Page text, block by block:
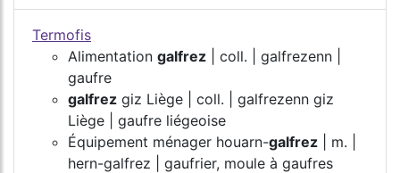
Termofis
Alimentation galfrez | coll. | galfrezenn |
gaufre
galfrez giz Liège | coll. | galfrezenn giz
Liège | gaufre liégeoise
Équipement ménager houarn-galfrez | m. |
hern-galfrez | gaufrier, moule à gaufres